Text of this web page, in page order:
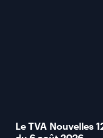
Le TVA Nouvelles